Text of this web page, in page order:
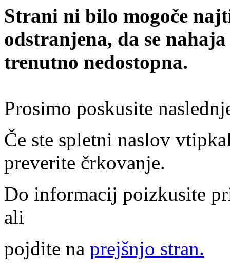
Strani ni bilo mogoče
odstranjena, da se
trenutno nedostopna.
Prosimo poskusite
Če ste spletni naslov
preverite črkovanje.
Do informacij poizkusite
ali
pojdite na prejšnjo stran.